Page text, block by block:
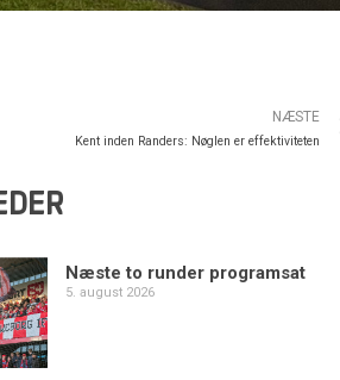
NÆSTE
Kent inden Randers: Nøglen er effektiviteten
Næste to runder programsat
5. august 2026